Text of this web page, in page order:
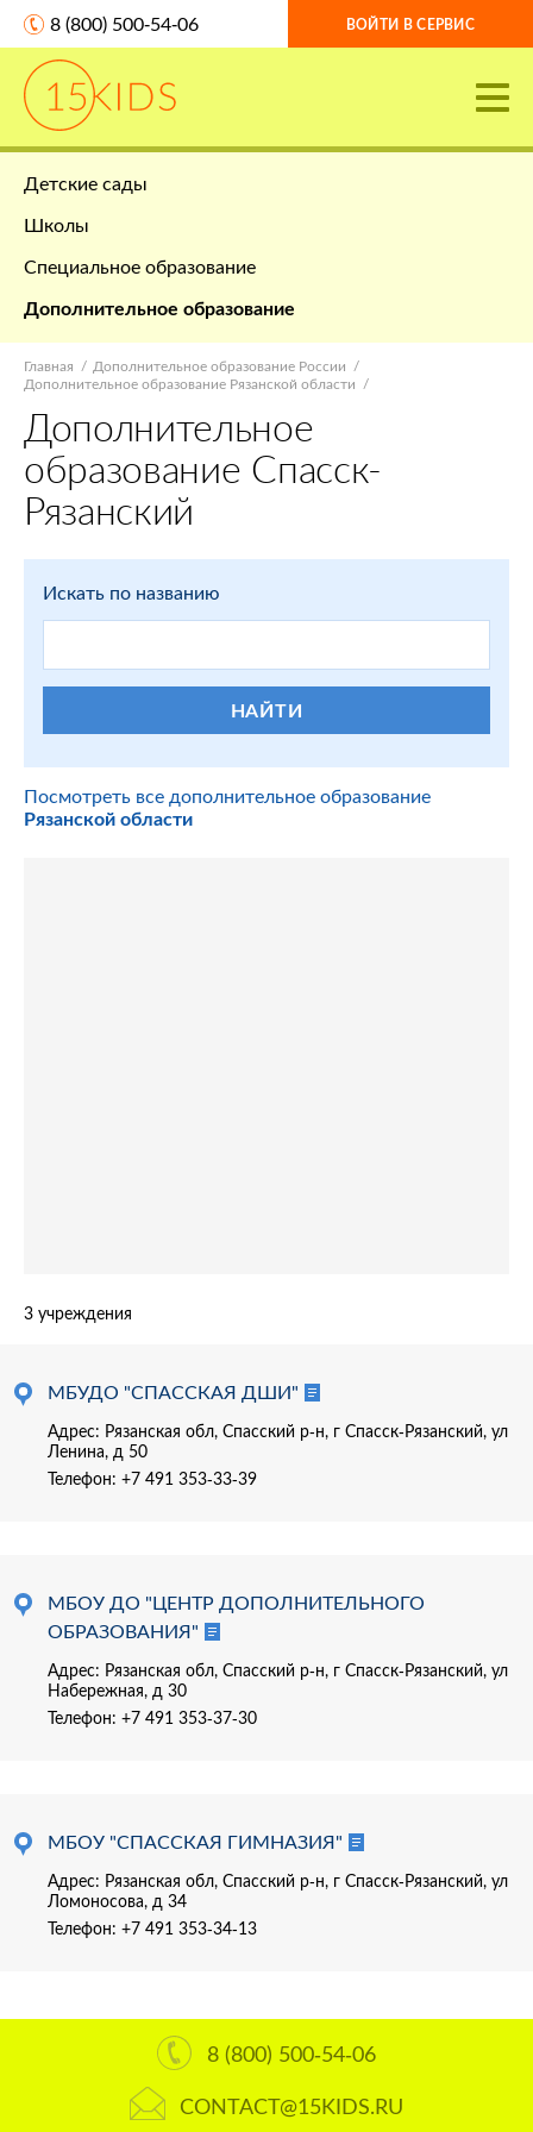
8 (800) 500-54-06 ВОЙТИ В СЕРВИС
Детские сады
Школы
Специальное образование
Дополнительное образование
Главная
Дополнительное образование России
Дополнительное образование Рязанской области
Дополнительное
образование Спасск-
Рязанский
Искать по названию
НАЙТИ
Посмотреть все дополнительное образование
Рязанской области
3 учреждения
МБУДО "СПАССКАЯ ДШИ"
Адрес: Рязанская обл, Спасский р-н, г Спасск-Рязанский, ул
Ленина, д 50
Телефон: +7 491 353-33-39
МБОУ ДО "ЦЕНТР ДОПОЛНИТЕЛЬНОГО
ОБРАЗОВАНИЯ"
Адрес: Рязанская обл, Спасский р-н, г Спасск-Рязанский, ул
Набережная, д 30
Телефон: +7 491 353-37-30
МБОУ "СПАССКАЯ ГИМНАЗИЯ"
Адрес: Рязанская обл, Спасский р-н, г Спасск-Рязанский, ул
Ломоносова, д 34
Телефон: +7 491 353-34-13
8 (800) 500-54-06
CONTACT@15KIDS.RU